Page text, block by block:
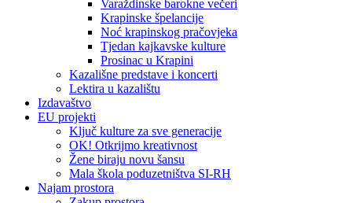
Varaždinske barokne večeri
Krapinske špelancije
Noć krapinskog pračovjeka
Tjedan kajkavske kulture
Prosinac u Krapini
Kazališne predstave i koncerti
Lektira u kazalištu
Izdavaštvo
EU projekti
Ključ kulture za sve generacije
OK! Otkrijmo kreativnost
Žene biraju novu šansu
Mala škola poduzetništva SI-RH
Najam prostora